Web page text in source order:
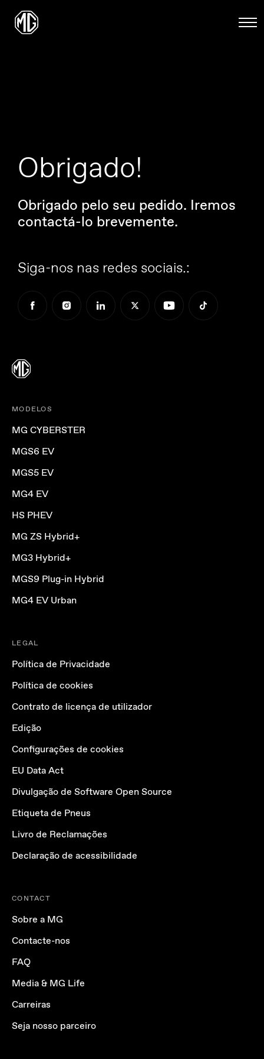
Obrigado!
Obrigado pelo seu pedido. Iremos
contactá-lo brevemente.
Siga-nos nas redes sociais.:
MODELOS
MG CYBERSTER
MGS6 EV
MGS5 EV
MG4 EV
HS PHEV
MG ZS Hybrid+
MG3 Hybrid+
MGS9 Plug-in Hybrid
MG4 EV Urban
LEGAL
Política de Privacidade
Política de cookies
Contrato de licença de utilizador
Edição
Configurações de cookies
EU Data Act
Divulgação de Software Open Source
Etiqueta de Pneus
Livro de Reclamações
Declaração de acessibilidade
CONTACT
Sobre a MG
Contacte-nos
FAQ
Media & MG Life
Carreiras
Seja nosso parceiro